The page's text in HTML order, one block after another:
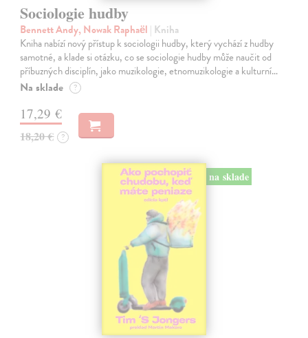
Sociologie hudby
Bennett Andy, Nowak Raphaël | Kniha
Kniha nabízí nový přístup k sociologii hudby, který vychází z hudby
samotné, a klade si otázku, co se sociologie hudby může naučit od
příbuzných disciplín, jako muzikologie, etnomuzikologie a kulturní…
Na sklade ?
17,29 €
18,20 € ?
na sklade